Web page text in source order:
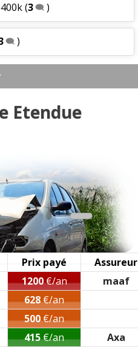
(3 )
)
Etendue
Prix payé
Assureur
1200€/an
maaf
628€/an
500€/an
415€/an Axa